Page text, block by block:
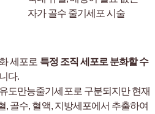
자가 골수 줄기세포 시술
세포로 특정 조직 세포로 분화할 수
다.
도만능줄기세포로 구분되지만현재
, 골수, 혈액, 지방세포에서 추출하여